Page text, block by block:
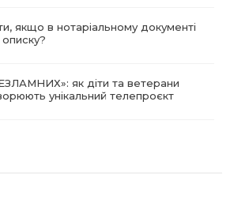
якщо в нотаріальному документі
як діти та ветерани
унікальний телепроєкт
до втраченого дому
самому собі, або як уникнути